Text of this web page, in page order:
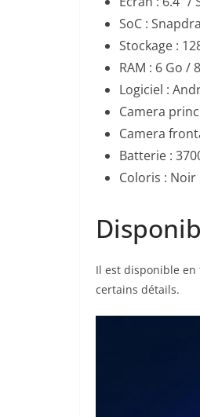
SoC :
Stockage :
RAM : 6 Go /
Logiciel :
Camera
Camera
Batterie :
Coloris :
Il est disponible en
certains détails.